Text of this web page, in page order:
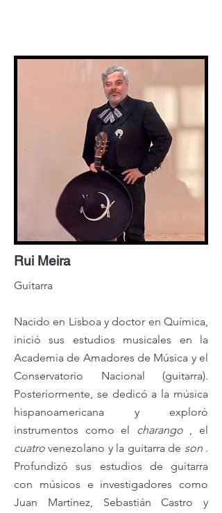
Rui Meira
Guitarra
Nacido en Lisboa y doctor en Química,
inició sus estudios musicales en la
Academia de Amadores de Música y el
Conservatorio Nacional (guitarra).
Posteriormente, se dedicó a la música
hispanoamericana y exploró
instrumentos como el charango, el
cuatro venezolano y la guitarra de son.
Profundizó sus estudios de guitarra
con músicos e investigadores como
Juan Martínez, Sebastián Castro y